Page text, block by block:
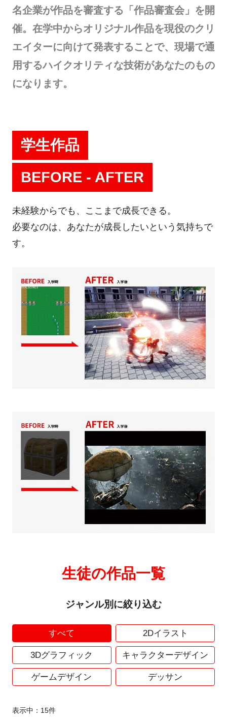
名企業が作品を審査する「作品審査会」を開
催。在学中からオリジナル作品を現役のクリ
エイターに向けて発表することで、現場で通
用するハイクオリティな技術があなたのもの
になります。
学生作品
BEFORE - AFTER
未経験からでも、ここまで成長できる。
必要なのは、あなたが成長したいという気持ちで
す。
生徒の作品一覧
ジャンル別に絞り込む
すべて 2Dイラスト
3Dグラフィック キャラクターデザイン
ゲームデザイン デッサン
表示中： 15件